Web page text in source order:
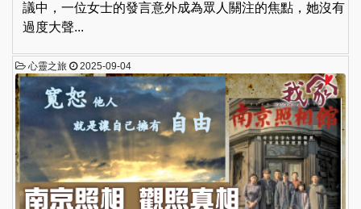
議中，一位女士的發言意外成為眾人關注的焦點，她沒有
過度大聲...
心靈之旅 2025-09-04